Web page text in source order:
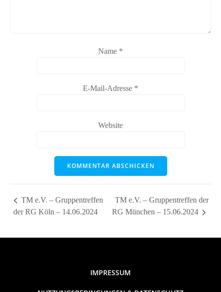
Name *
E-Mail-Adresse *
Website
TM e.V. – Gruppentreffen
der RG Köln – 14.06.2024
TM e.V. – Gruppentreffen der
RG München – 15.06.2024
IMPRESSUM